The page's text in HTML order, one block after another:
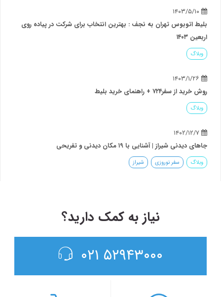
بلیط اتوبوس تهران به نجف : بهترین انتخاب برای شرکت در پیاده روی
اربعین ۱۴۰۳
وبلاگ
روش خرید از سفر۷۲۴ + راهنمای خرید بلیط
وبلاگ
جاهای دیدنی شیراز | آشنایی با ۱۹ مکان دیدنی و تفریحی
وبلاگ سفر نوروزی شیراز
نیاز به کمک دارید؟
۵۲۹۴۳۰۰۰ ۰۲۱